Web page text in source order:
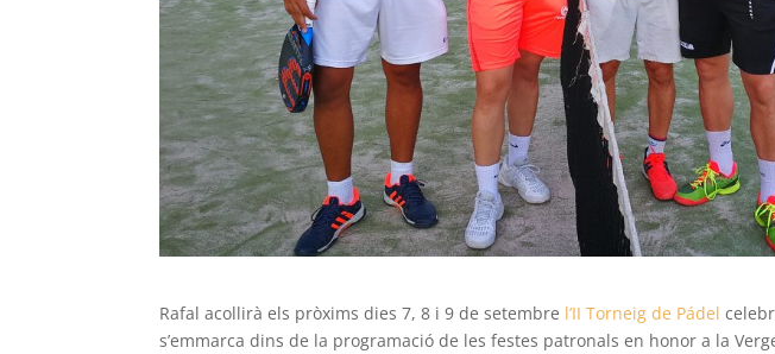
Rafal acollirà els pròxims dies 7, 8 i 9 de setembre l’II Torneig de Pádel
s’emmarca dins de la programació de les festes patronals en honor a la